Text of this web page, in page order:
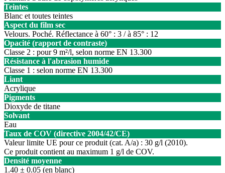
Teintes
Blanc et toutes teintes
Aspect du film sec
Velours. Poché. Réflectance à 60° : 3 / à 85° : 12
Opacité (rapport de contraste)
Classe 2 : pour 9 m²/l, selon norme EN 13.300
Résistance à l'abrasion humide
Classe 1 : selon norme EN 13.300
Liant
Acrylique
Pigments
Dioxyde de titane
Solvant
Eau
Taux de COV (directive 2004/42/CE)
Valeur limite UE pour ce produit (cat. A/a) : 30 g/l (2010).
Ce produit contient au maximum 1 g/l de COV.
Densité moyenne
1.40 ± 0.05 (en blanc)